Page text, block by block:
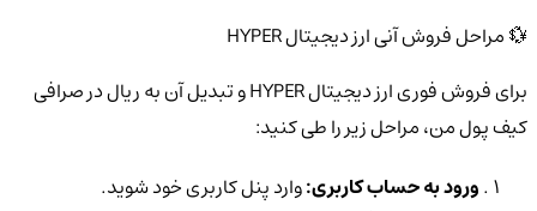
💱 مراحل فروش آنی ارز دیجیتال HYPER
برای فروش فوری ارز دیجیتال HYPER و تبدیل آن به ریال در صرافی
کیف پول من، مراحل زیر را طی کنید:
ورود به حساب کاربری:وارد پنل کاربری خود شوید.